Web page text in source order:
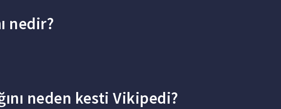
nedir?
neden kesti Vikipedi?